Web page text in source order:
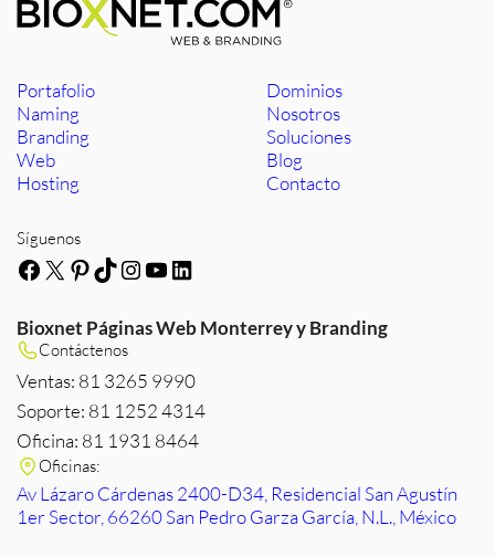
Portafolio
Naming
Branding
Web
Hosting
Dominios
Nosotros
Soluciones
Blog
Contacto
Síguenos
Facebook
X Pinterest
TikTok
Instagram
YouTube
LinkedIn
Bioxnet Páginas Web Monterrey y Branding
Contáctenos
Ventas: 81 3265 9990
Soporte: 81 1252 4314
Oficina: 81 1931 8464
Oficinas:
Av Lázaro Cárdenas 2400-D34, Residencial San Agustín
1er Sector, 66260 San Pedro Garza García, N.L., México